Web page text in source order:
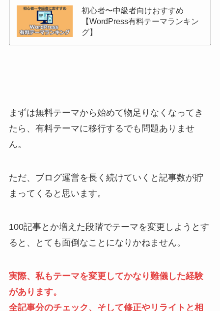
初心者〜中級者向けおすすめ
【WordPress有料テーマランキン
グ】
まずは無料テーマから始めて物足りなくなってき
たら、有料テーマに移行するでも問題ありませ
ん。
ただ、ブログ運営を長く続けていくと記事数が貯
まってくると思います。
100記事とか増えた段階でテーマを変更しようとす
ると、とても面倒なことになりかねません。
実際、私もテーマを変更してかなり難儀した経験
があります。
全記事分のチェック、そして修正やリライトと相